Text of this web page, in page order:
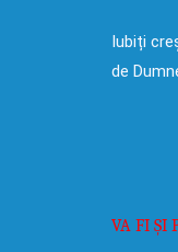
Iubiți
de
VA FI ȘI